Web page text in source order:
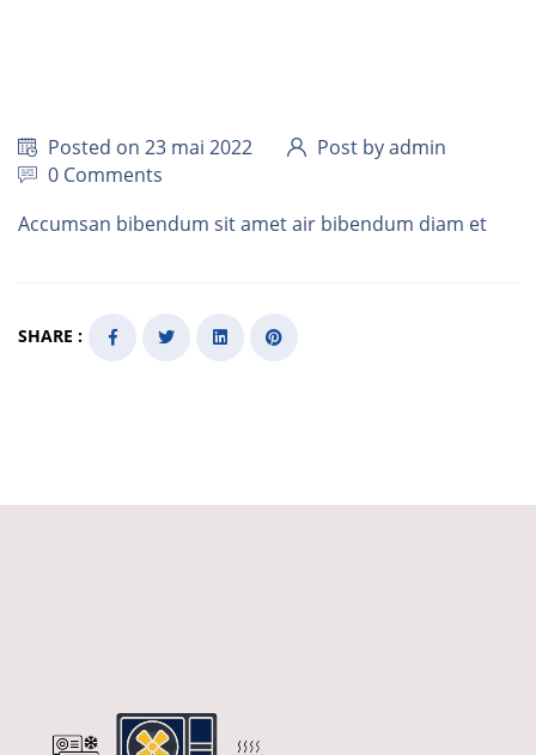
Posted on 23 mai 2022
Post by admin
0 Comments
Accumsan bibendum sit amet air bibendum diam et
SHARE :